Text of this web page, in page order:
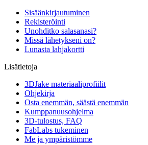
Sisäänkirjautuminen
Rekisteröinti
Unohditko salasanasi?
Missä lähetykseni on?
Lunasta lahjakortti
Lisätietoja
3DJake materiaaliprofiilit
Ohjekirja
Osta enemmän, säästä enemmän
Kumppanuusohjelma
3D-tulostus, FAQ
FabLabs tukeminen
Me ja ympäristömme